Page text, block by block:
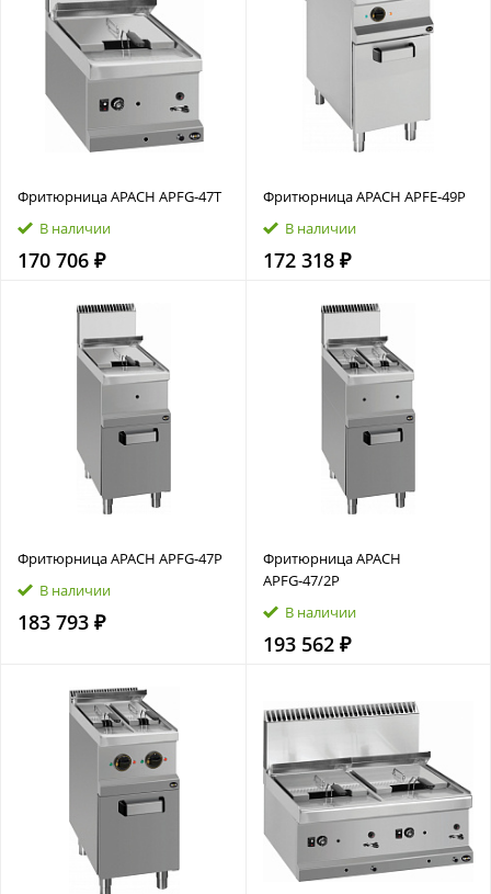
Фритюрница APACH APFG‑47T
В наличии
170 706 ₽
Фритюрница APACH APFE‑49P
В наличии
172 318 ₽
Фритюрница APACH APFG‑47P
В наличии
183 793 ₽
Фритюрница APACH
APFG‑47/2P
В наличии
193 562 ₽